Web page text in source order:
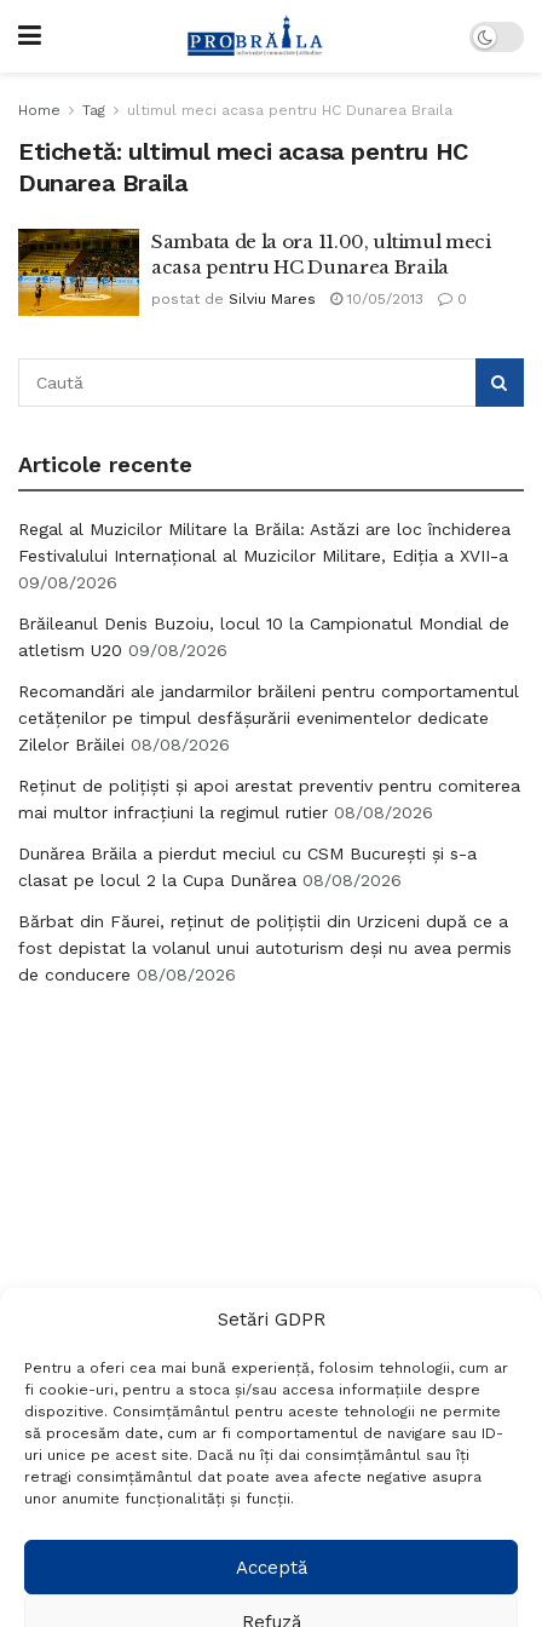
Setări GDPR
Pentru a oferi cea mai bună experiență, folosim tehnologii, cum ar
fi cookie-uri, pentru a stoca și/sau accesa informațiile despre
dispozitive. Consimțământul pentru aceste tehnologii ne permite
să procesăm date, cum ar fi comportamentul de navigare sau ID-
uri unice pe acest site. Dacă nu îți dai consimțământul sau îți
retragi consimțământul dat poate avea afecte negative asupra
unor anumite funcționalități și funcții.
Acceptă
Refuză
Home Tag ultimul meci acasa pentru HC Dunarea Braila
Etichetă: ultimul meci acasa pentru HC
Dunarea Braila
Sambata de la ora 11.00, ultimul meci
acasa pentru HC Dunarea Braila
postat de Silviu Mares 10/05/2013 0
Articole recente
Regal al Muzicilor Militare la Brăila: Astăzi are loc închiderea
Festivalului Internațional al Muzicilor Militare, Ediția a XVII-a
09/08/2026
Brăileanul Denis Buzoiu, locul 10 la Campionatul Mondial de
atletism U20 09/08/2026
Recomandări ale jandarmilor brăileni pentru comportamentul
cetățenilor pe timpul desfășurării evenimentelor dedicate
Zilelor Brăilei 08/08/2026
Reținut de polițiști și apoi arestat preventiv pentru comiterea
mai multor infracțiuni la regimul rutier 08/08/2026
Dunărea Brăila a pierdut meciul cu CSM București și s-a
clasat pe locul 2 la Cupa Dunărea 08/08/2026
Bărbat din Făurei, reținut de polițiștii din Urziceni după ce a
fost depistat la volanul unui autoturism deși nu avea permis
de conducere 08/08/2026
Termeni si conditii
Politică de confidențialitate
Politica cookies
Setări GDPR
+40 788 760 194